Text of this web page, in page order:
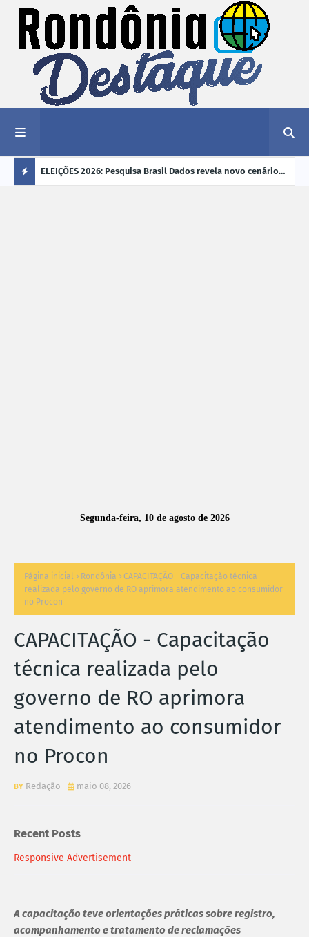
a mais ELEIÇÕES 2026: Pesquisa Brasil Dados revela novo cenário
Segunda-feira, 10 de agosto de 2026
Página inicial Rondônia
CAPACITAÇÃO - Capacitação técnica
realizada pelo governo de RO aprimora atendimento ao consumidor
no Procon
CAPACITAÇÃO - Capacitação
técnica realizada pelo
governo de RO aprimora
atendimento ao consumidor
no Procon
Redação maio 08, 2026
Recent Posts
Responsive Advertisement
A capacitação teve orientações práticas sobre registro,
acompanhamento e tratamento de reclamações